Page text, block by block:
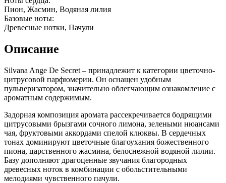
Пион, Жасмин, Водяная лилия
Базовые ноты:
Древесные нотки, Пачули
Описание
Silvana Ange De Secret – принадлежит к категории цветочно-
цитрусовой парфюмерии. Он оснащен удобным
пульверизатором, значительно облегчающим ознакомление с
ароматным содержимым.
Задорная композиция аромата рассекречивается бодрящими
цитрусовыми брызгами сочного лимона, зелеными нюансами
чая, фруктовыми аккордами спелой клюквы. В сердечных
тонах доминируют цветочные благоухания божественного
пиона, царственного жасмина, белоснежной водяной лилии.
Базу дополняют драгоценные звучания благородных
древесных ноток в комбинации с обольстительными
мелодиями чувственного пачули.